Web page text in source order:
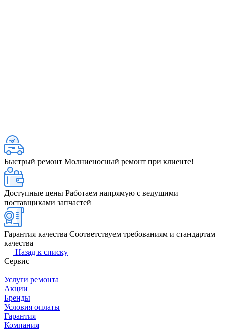
Быстрый ремонт Молниеносный ремонт при клиенте!
Доступные цены Работаем напрямую с ведущими
поставщиками запчастей
Гарантия качества Соответствуем требованиям и стандартам
качества
Назад к списку
Сервис
Услуги ремонта
Акции
Бренды
Условия оплаты
Гарантия
Компания